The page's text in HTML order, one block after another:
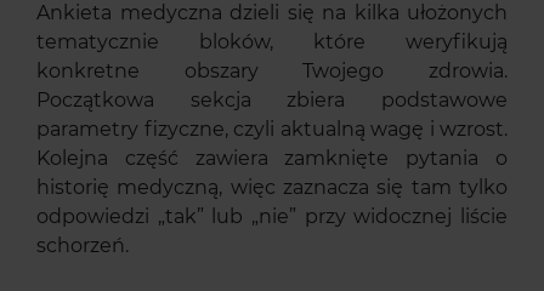
Ankieta medyczna dzieli się na kilka ułożonych
tematycznie bloków, które weryfikują
konkretne obszary Twojego zdrowia.
Początkowa sekcja zbiera podstawowe
parametry fizyczne, czyli aktualną wagę i wzrost.
Kolejna część zawiera zamknięte pytania o
historię medyczną, więc zaznacza się tam tylko
odpowiedzi „tak” lub „nie” przy widocznej liście
schorzeń.